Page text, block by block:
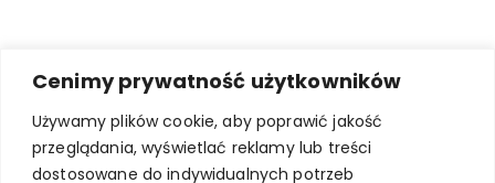
Cenimy prywatność użytkowników
Używamy plików cookie, aby poprawić jakość
przeglądania, wyświetlać reklamy lub treści
dostosowane do indywidualnych potrzeb